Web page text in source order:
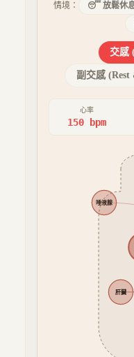
情境： 😴 放鬆休
交感
副交感 (Rest
心率
150bpm
肝臟
唾液腺